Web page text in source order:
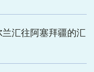
汇往阿塞拜疆的汇